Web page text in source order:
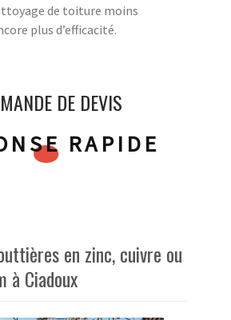
de toiture moins
plus d’efficacité.
DE DEVIS
RAPIDE
en zinc, cuivre ou
à Ciadoux